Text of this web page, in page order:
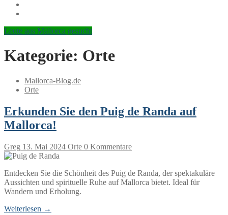
Leute aus Mallorca gesucht
Kategorie: Orte
Mallorca-Blog.de
Orte
Erkunden Sie den Puig de Randa auf
Mallorca!
Greg 13. Mai 2024 Orte 0 Kommentare
Entdecken Sie die Schönheit des Puig de Randa, der spektakuläre
Aussichten und spirituelle Ruhe auf Mallorca bietet. Ideal für
Wandern und Erholung.
Weiterlesen →